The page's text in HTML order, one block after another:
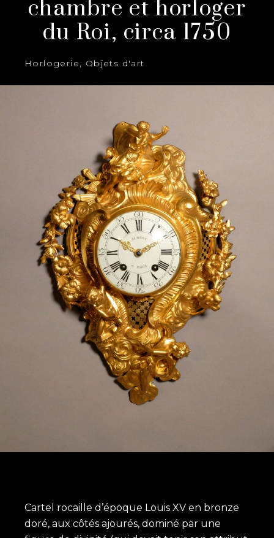
chambre et horloger
du Roi, circa 1750
Horlogerie, Objets d'art
Cartel rocaille d’époque Louis XV en bronze
doré, aux côtés ajourés, dominé par une